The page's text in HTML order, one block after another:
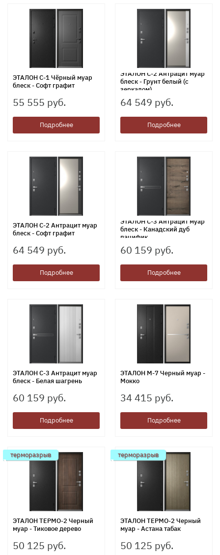
ЭТАЛОН С-1 Чёрный муар
блеск - Софт графит
55 555 руб.
Подробнее
ЭТАЛОН С-2 Антрацит муар
блеск - Грунт белый (с
зеркалом)
64 549 руб.
Подробнее
ЭТАЛОН С-2 Антрацит муар
блеск - Софт графит
64 549 руб.
Подробнее
ЭТАЛОН С-3 Антрацит муар
блеск - Канадский дуб
пацифик
60 159 руб.
Подробнее
ЭТАЛОН С-3 Антрацит муар
блеск - Белая шагрень
60 159 руб.
Подробнее
ЭТАЛОН М-7 Черный муар -
Мокко
34 415 руб.
Подробнее
терморазрыв
ЭТАЛОН ТЕРМО-2 Черный
муар - Тиковое дерево
50 125 руб.
терморазрыв
ЭТАЛОН ТЕРМО-2 Черный
муар - Астана табак
50 125 руб.